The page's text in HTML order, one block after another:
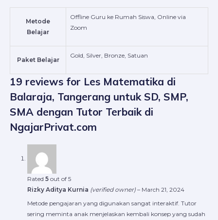
Metode
Belajar
Offline Guru ke Rumah Siswa, Online via
Zoom
Paket Belajar
Gold, Silver, Bronze, Satuan
19 reviews for Les Matematika di
Balaraja, Tangerang untuk SD, SMP,
SMA dengan Tutor Terbaik di
NgajarPrivat.com
Rated 5 out of 5
Rizky Aditya Kurnia (verified owner) – March 21, 2024
Metode pengajaran yang digunakan sangat interaktif. Tutor
sering meminta anak menjelaskan kembali konsep yang sudah